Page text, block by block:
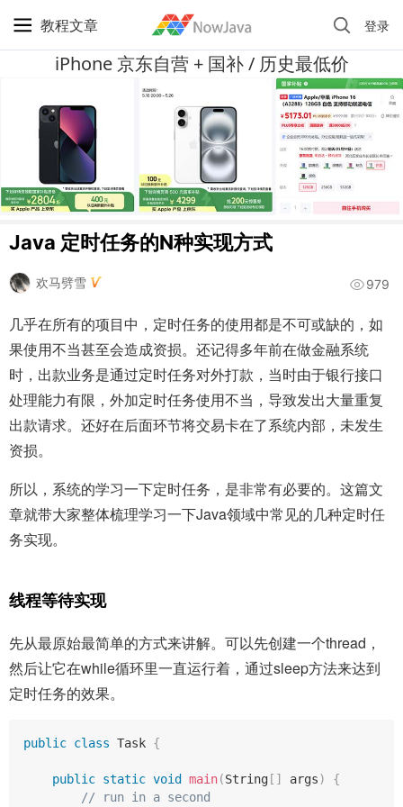
教程文章 登录
iPhone 京东自营 + 国补 / 历史最低价
Java 定时任务的N种实现方式
欢马劈雪 979
几乎在所有的项目中，定时任务的使用都是不可或缺的，如
果使用不当甚至会造成资损。还记得多年前在做金融系统
时，出款业务是通过定时任务对外打款，当时由于银行接口
处理能力有限，外加定时任务使用不当，导致发出大量重复
出款请求。还好在后面环节将交易卡在了系统内部，未发生
资损。
所以，系统的学习一下定时任务，是非常有必要的。这篇文
章就带大家整体梳理学习一下Java领域中常见的几种定时任
务实现。
线程等待实现
先从最原始最简单的方式来讲解。可以先创建一个thread，
然后让它在while循环里一直运行着，通过sleep方法来达到
定时任务的效果。
public class Task {
public static void main(String[ ] args)
{
// run in a second